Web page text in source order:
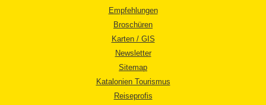
Empfehlungen
Broschüren
Karten / GIS
Newsletter
Sitemap
Katalonien Tourismus
Reiseprofis